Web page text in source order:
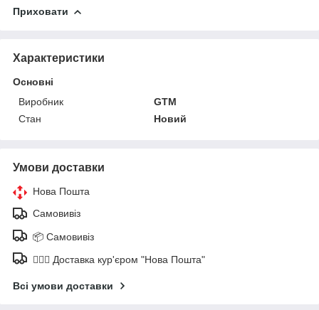
Приховати
Характеристики
Основні
Виробник
GTM
Стан
Новий
Умови доставки
Нова Пошта
Самовивіз
📦 Самовивіз
🚶🏼‍♂️ Доставка кур'єром "Нова Пошта"
Всі умови доставки